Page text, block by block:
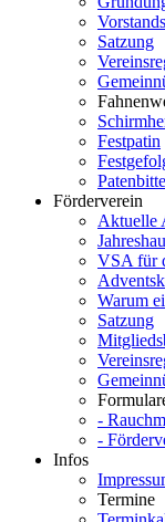
Satzung
Festpatin
Förderverein
Aktuelle
VSA für
Warum
Satzung
-
-
Infos
Termine